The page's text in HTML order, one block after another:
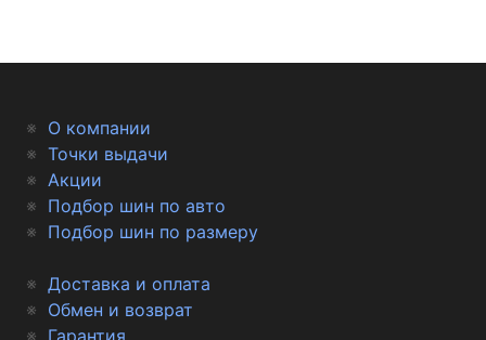
О компании
Точки выдачи
Акции
Подбор шин по авто
Подбор шин по размеру
Доставка и оплата
Обмен и возврат